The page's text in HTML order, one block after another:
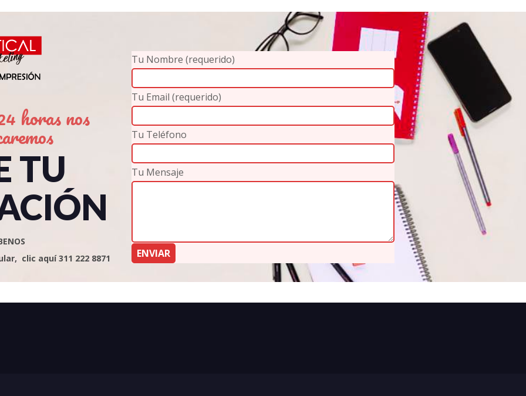
horas nos
TU
clic aquí 311 222 8871
Tu Nombre (requerido)
Tu Email (requerido)
Tu Teléfono
Tu Mensaje